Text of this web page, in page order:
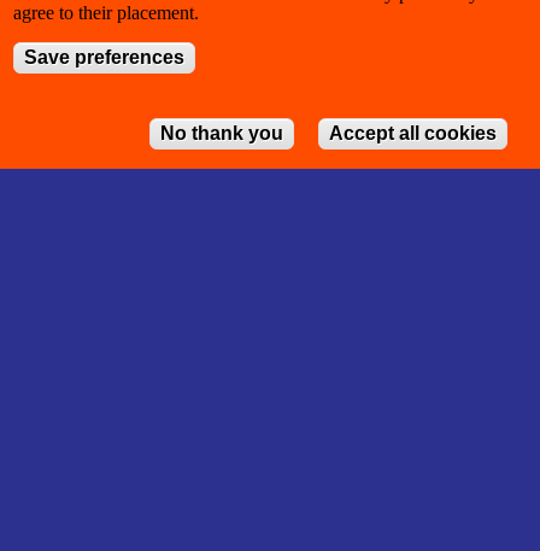
agree to their placement.
Save preferences
No thank you Accept all cookies